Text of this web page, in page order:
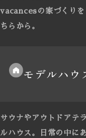
vacancesの家づくりを
ちらから。
モデルハウ
サウナやアウトドアテ
ルハウス。
日常の中に